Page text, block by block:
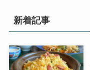
新着記事